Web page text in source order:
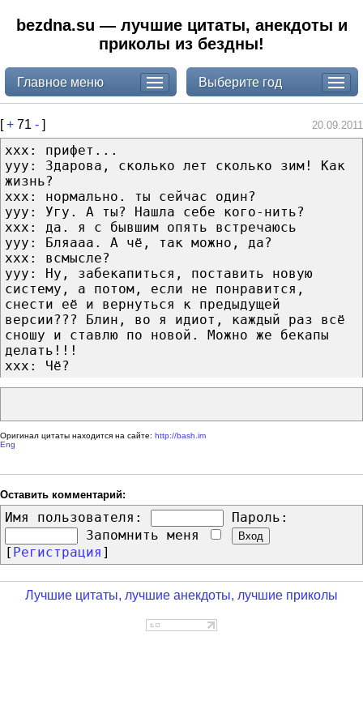
bezdna.su — лучшие цитаты, анекдоты и
приколы из бездны!
Главное меню Выберите год
[+ 71 - ] 20.09.2011
xxx: прифет...
yyy: Здарова, сколько лет сколько зим! Как
жизнь?
xxx: нормально. ты сейчас один?
yyy: Угу. А ты? Нашла себе кого-нить?
xxx: да. я с бывшим опять встречаюсь
yyy: Бляааа. А чё, так можно, да?
xxx: всмысле?
yyy: Ну, забекапиться, поставить новую
систему, а потом, если не понравится,
снести её и вернуться к предыдущей
версии??? Блин, во я идиот, каждый раз всё
сношу и ставлю по новой. Можно же бекапы
делать!!!
xxx: Чё?
Оригинал цитаты находится на сайте: http://bash.im
Eng
Оставить комментарий:
Имя пользователя:
Пароль:
Запомнить меня
[ Регистрация ]
Лучшие цитаты, лучшие анекдоты, лучшие приколы